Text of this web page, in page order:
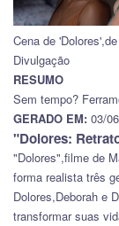
Cena de
Divulgação
RESUMO
Sem tempo?
GERADO EM: 03/
"Dolores:
"Dolores",filme de
forma realista três
Dolores,Deborah e
transformar suas